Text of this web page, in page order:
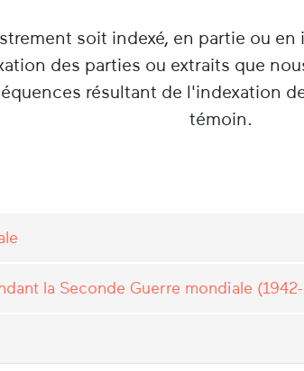
soit indexé, en partie ou
des parties ou extraits que
résultant de l'indexation
témoin.
la Seconde Guerre mondiale